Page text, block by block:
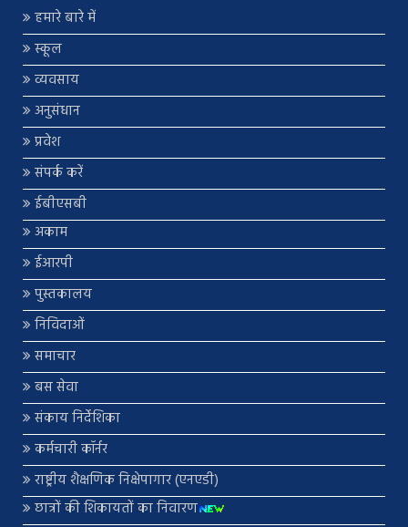
हमारे बारे में
स्कूल
व्यवसाय
अनुसंधान
प्रवेश
संपर्क करें
ईबीएसबी
अकाम
ईआरपी
पुस्तकालय
निविदाओं
समाचार
बस सेवा
संकाय निर्देशिका
कर्मचारी कॉर्नर
राष्ट्रीय शैक्षणिक निक्षेपागार (एनएडी)
छात्रों की शिकायतों का निवारण